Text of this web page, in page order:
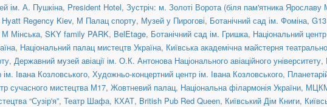
ім. А. Пушкіна, President Hotel, Зустріч: м. Золоті Ворота (біля пам'ятника
Hyatt Regency Kiev, М Палац спорту, Музей у Пирогові, Ботанічний сад ім. Фоміна,
М Мінська, SKY family PARK, BelEtage, Ботанічний сад ім. Гришка, Національний
, Національний палац мистецтв Україна, Київська академічна майстерня
, Державний музей авіації ім. О.К. Антонова Національного авіаційного університету,
Івана Козловського, Художньо-концертний центр ім. Івана Козловського,
сучасного мистецтва М17, Жовтневий палац, Національна філармонія України,
“Сузір'я”, Театр Шафа, КХАТ, British Pub Red Queen, Київський Дім Книги,